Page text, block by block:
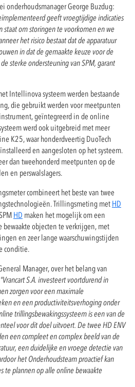
onderhoudsmanager George Buzdug:
geeft vroegtijdige indicaties
staat om storingen te voorkomen en we
het risico bestaat dat de apparatuur
in dat de gemaakte keuze voor de
sterke ondersteuning van SPM, garant
Intellinova systeem werden bestaande
die gebruikt werden voor meetpunten
geïntegreerd in de online
werd ook uitgebreid met meer
K25, waar honderdveertig DuoTech
en aangesloten op het systeem.
dan tweehonderd meetpunten op de
en perswalslagers.
combineert het beste van twee
Trillingsmeting met HD
HD maken het mogelijk om een
bewaakte objecten te verkrijgen, met
en zeer lange waarschuwingstijden
conditie.
Manager, over het belang van
"Vrancart S.A. investeert voortdurend in
zorgen voor een maximale
en een productiviteitsverhoging onder
trillingsbewakingssysteem is een van de
voor dit doel uitvoert. De twee HD ENV
een compleet en complex beeld van de
een duidelijke en vroege detectie van
het Onderhoudsteam proactief kan
te plannen op alle online bewaakte